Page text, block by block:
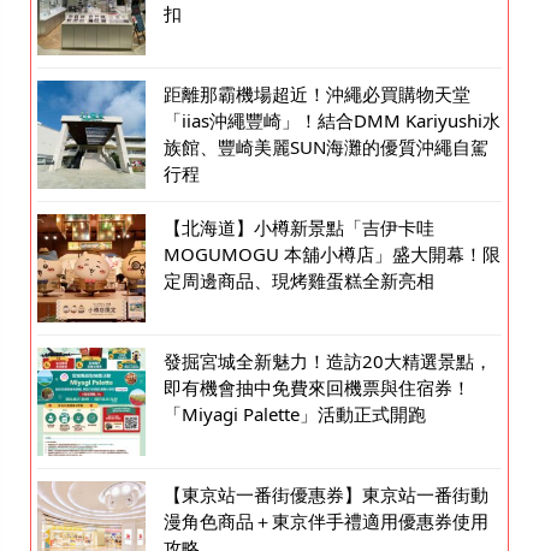
扣
距離那霸機場超近！沖繩必買購物天堂
「iias沖繩豐崎」！結合DMM Kariyushi水
族館、豐崎美麗SUN海灘的優質沖繩自駕
行程
【北海道】小樽新景點「吉伊卡哇
MOGUMOGU 本舖小樽店」盛大開幕！限
定周邊商品、現烤雞蛋糕全新亮相
發掘宮城全新魅力！造訪20大精選景點，
即有機會抽中免費來回機票與住宿券！
「Miyagi Palette」活動正式開跑
【東京站一番街優惠券】東京站一番街動
漫角色商品＋東京伴手禮適用優惠券使用